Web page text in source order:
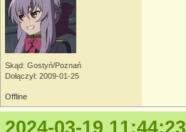
Skąd: Gostyń/Poznań
Dołączył: 2009-01-25
Offline
2024-03-19 11:44:23